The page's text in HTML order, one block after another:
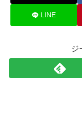
LINE
ジ